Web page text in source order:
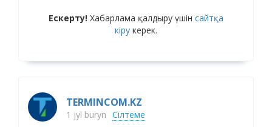
Ескерту! Хабарлама қалдыру үшін сайтқа
кіру керек.
TERMINCOM.KZ
1 jyl buryn Сілтеме